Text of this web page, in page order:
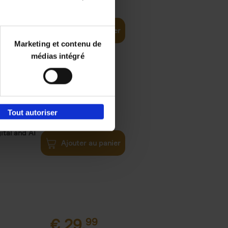
Marketing et contenu de
médias intégré
Tout autoriser
Ajouter au panier
and AI
€ 99
Ajouter au panier
99